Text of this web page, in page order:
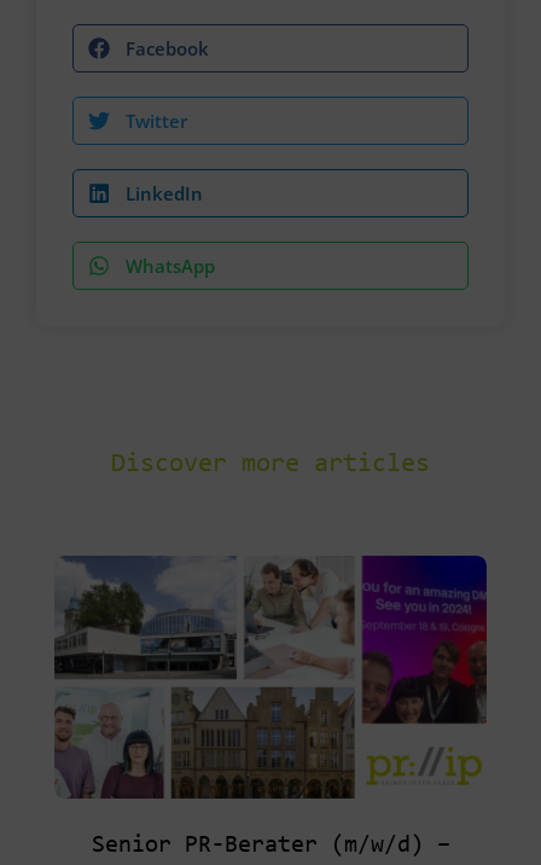
Facebook
Twitter
LinkedIn
WhatsApp
Discover more articles
Senior PR-Berater (m/w/d) –